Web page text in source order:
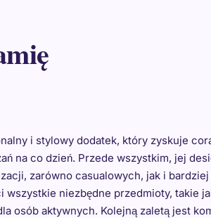
i stylowy dodatek, który zyskuje
na co dzień. Przede wszystkim, jej
zarówno casualowych, jak i
wszystkie niezbędne przedmioty, takie
osób aktywnych. Kolejną zaletą jest